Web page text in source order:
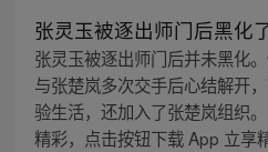
张灵玉被逐出师门后黑化
张灵玉被逐出师门后并未黑化
与张楚岚多次交手后心结解开
验生活，还加入了张楚岚组织
精彩，点击按钮下载 App 立享